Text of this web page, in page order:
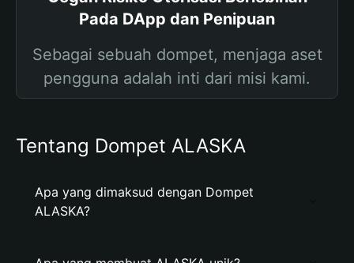
Pada DApp dan Penipuan
Sebagai sebuah dompet, menjaga aset
pengguna adalah inti dari misi kami.
Tentang Dompet ALASKA
Apa yang dimaksud dengan Dompet
ALASKA?